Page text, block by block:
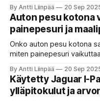
By Antti Liinpää 20 Sep
Auton pesu kotona
painepesuri ja
Onko auton pesu kotona
miten painepesuri
By Antti Liinpää 20 Sep
Käytetty Jaguar I-
ylläpitokulut ja